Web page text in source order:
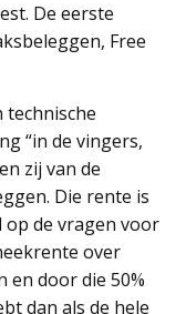
De eerste
Free
technische
“in de vingers,
zij van de
Die rente is
de vragen voor
over
en door die 50%
dan als de hele